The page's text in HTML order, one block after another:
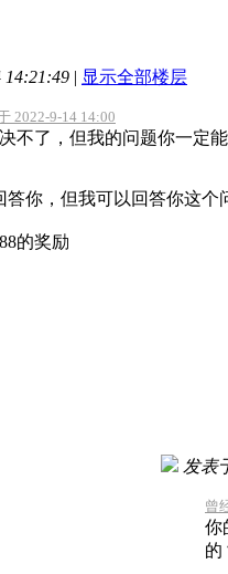
14:21:49 | 显示全部楼层
2022-9-14 14:00
不了，但我的问题你一定
答你，但我可以回答你这个
的奖励
发表
曾
你
的